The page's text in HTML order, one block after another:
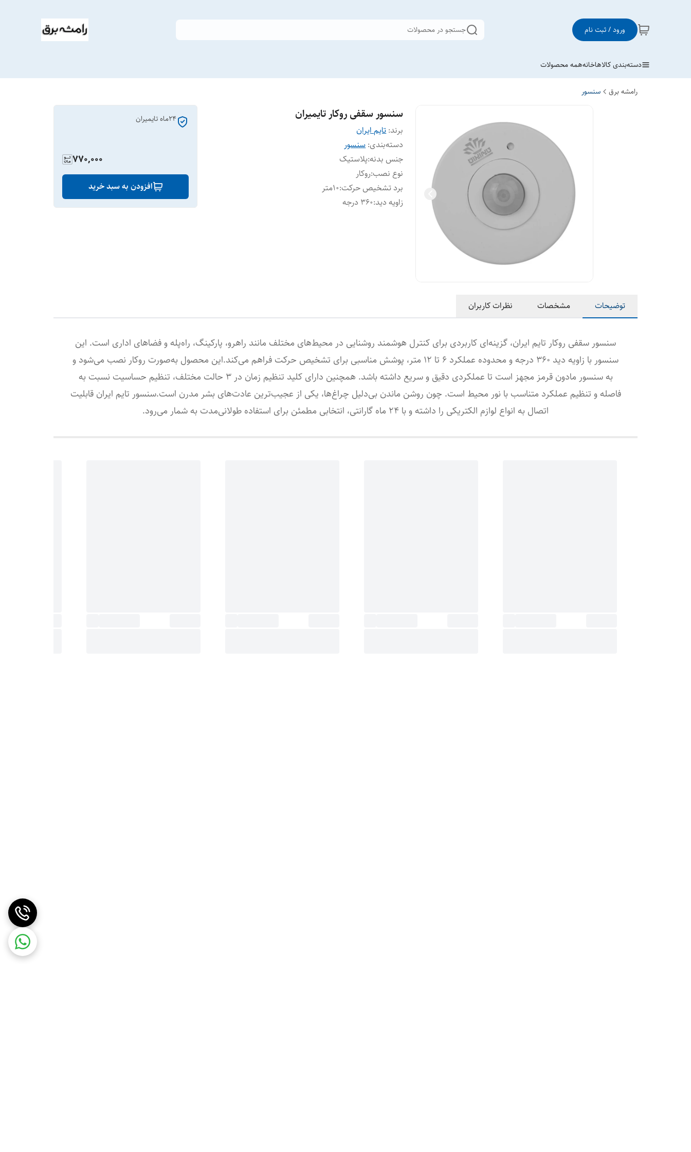
ورود / ثبت نام جستجو در محصولات
دسته‌بندی کالاهاخانههمه محصولات
رامشه برق سنسور
سنسور سقفی روکار تایمیران
برند:تایم ایران
دسته‌بندی:سنسور
جنس بدنه:پلاستیک
نوع نصب:روکار
برد تشخیص حرکت:10متر
زاویه دید:360 درجه
24ماه تایمیران
770,000
افزودن به سبد خرید
توضیحات مشخصات نظرات کاربران
سنسور سقفی روکار تایم ایران، گزینه‌ای کاربردی برای کنترل هوشمند روشنایی در محیط‌های مختلف مانند راهرو، پارکینگ، راه‌پله و فضاهای اداری است. این
سنسور با زاویه دید 360 درجه و محدوده عملکرد 6 تا 12 متر، پوشش مناسبی برای تشخیص حرکت فراهم می‌کند.این محصول به‌صورت روکار نصب می‌شود و
به سنسور مادون قرمز مجهز است تا عملکردی دقیق و سریع داشته باشد. همچنین دارای کلید تنظیم زمان در 3 حالت مختلف، تنظیم حساسیت نسبت به
فاصله و تنظیم عملکرد متناسب با نور محیط است. چون روشن ماندن بی‌دلیل چراغ‌ها، یکی از عجیب‌ترین عادت‌های بشر مدرن است.سنسور تایم ایران قابلیت
اتصال به انواع لوازم الکتریکی را داشته و با 24 ماه گارانتی، انتخابی مطمئن برای استفاده طولانی‌مدت به شمار می‌رود.